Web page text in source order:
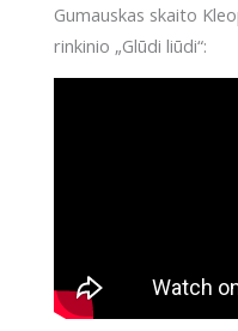
Gumauskas skaito
rinkinio „Glūdi liūdi“: